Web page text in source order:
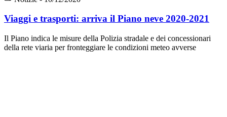
Viaggi e trasporti: arriva il Piano neve 2020-2021
Il Piano indica le misure della Polizia stradale e dei concessionari
della rete viaria per fronteggiare le condizioni meteo avverse